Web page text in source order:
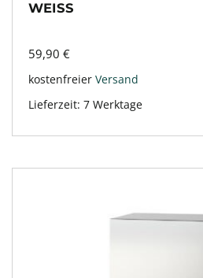
WEISS
59,90 €
kostenfreier Versand
Lieferzeit: 7 Werktage